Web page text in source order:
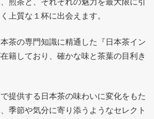
煎茶と、それぞれの魅力を最大限に引
上質な１杯に出会えます。
本茶の専門知識に精通した『日本茶イン
籍しており、確かな味と茶葉の目利き
提供する日本茶の味わいに変化をもた
季節や気分に寄り添うようなセレクト